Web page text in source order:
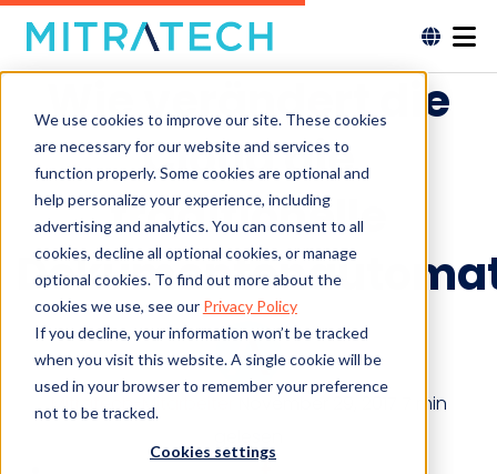
We use cookies to improve our site. These cookies
are necessary for our website and services to
function properly. Some cookies are optional and
help personalize your experience, including
advertising and analytics. You can consent to all
cookies, decline all optional cookies, or manage
optional cookies. To find out more about the
cookies we use, see our Privacy Policy
If you decline, your information won’t be tracked
when you visit this website. A single cookie will be
used in your browser to remember your preference
not to be tracked.
Cookies settings
Wie verändert die
Cloud die
traditionelle
Mitratech-Mitarbeiter
7 min